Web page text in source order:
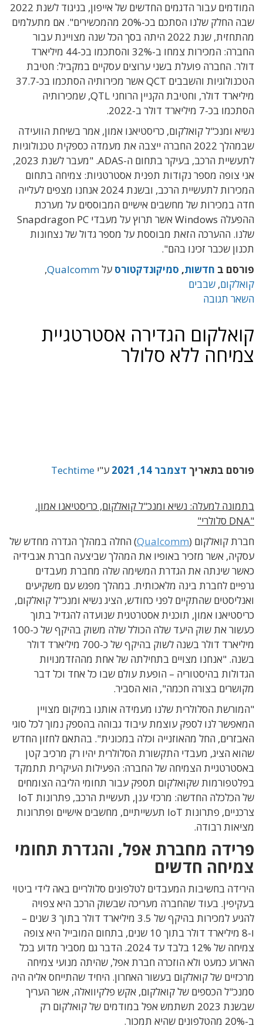
המודמים עבור הדגמים החדשים של אייפון, בניגוד לשנת 2022
שבה החלק שלנו הסתכם בכ-20% מהמכשירים". אם מתעלמים
מהתחזית, שנת 2022 היתה בסך הכל שנה מצויינת עבור
החברה: המכירות צמחו ב-32% והסתכמו בכ-44 מיליארד
דולר. החברה פועלת בשני ערוצים עסקיים במקביל: חטיבת
הטכנולוגיות והשבבים QCT אשר מכירותיה הסתכמו בכ-37.7
מיליארד דולר, וחטיבת הקניין הרוחני QTL, שמכירותיה
הסתכמו בכ-7 מיליארד דולר ב-2022.
נשיא ומנכ"ל קואלקום, כריסטיאנו אמון, אמר בשיחת הוועידה
שבמהלך 2022 החברה ייצבה את מעמדה כספקית טכנולוגיות
לתעשיית הרכב, בעיקר בתחום ה-ADAS. "מעבר לשנת 2023,
אני צופה מספר נקודות תפנית אסטרטגיות: צמיחה בתחום
המכירות לתעשיית הרכב, ובשנת 2024 אנחנו מצפים לעלייה
חדה במכירות של מחשבים אישיים המבוססים על מערכת
ההפעלה Windows אשר תרוץ על מעבדי Snapdragon PC
שלנו. ההערכה הזאת מבוססת על מספר גדול של נצחונות
תכנון שכבר זכינו בהם".
פורסם ב חדשות, סמיקונדקטורס עלQualcomm
,
קואלקום, שבבים
השאר תגובה
קואלקום הגדירה אסטרטגיית
צמיחה ללא סלולר
פורסם בתאריך דצמבר 14, 2021 ע"י Techtime
בתמונה למעלה: נשיא ומנכ"ל קואלקום, כריסטיאנו אמון.
"DNA סלולרי"
חברת קואלקום (Qualcomm) החלה במהלך הגדרה מחדש של
עסקיה, אשר מזכיר באופיו את המהלך שביצעה חברת אנבידיה
כאשר שינתה את הגדרת המשימה שלה מחברת מעבדים
גרפיים לחברת בינה מלאכותית. במהלך מפגש עם משקיעים
ואנליסטים שהתקיים לפני כחודש, הציג נשיא ומנכ"ל קואלקום,
כריסטיאנו אמון, תוכנית אסטרטגית שנועדה להגדיל בתוך
כעשור את שוק היעד שלה הכולל שלה משוק בהיקף של כ-100
מיליארד דולר בשנה לשוק בהיקף של כ-700 מיליארד דולר
בשנה. "אנחנו מצויים בתחילתה של אחת מההזדמנויות
הגדולות בהיסטוריה – הופעת עולם שבו כל אחד וכל דבר
מקושרים בצורה חכמה", הוא הסביר.
"המורשת הסלולרית שלנו מעמידה אותנו במיקום מצויין
המאפשר לנו לספק עוצמת עיבוד גבוהה בהספק נמוך לכל סוגי
האבזרים, החל מהאוזנייה וכלה במכונית". בהתאם לחזון החדש
שהוא הציג, מעבדי התקשורת הסלולרית יהיו רק מרכיב קטן
באסטרטגיית הצמיחה של החברה: הפעילות העיקרית תתמקד
בפלטפורמות שקואלקום תספק עבור תחומי הליבה הצומחים
של הכלכלה החדשה: מרכזי ענן, תעשיית הרכב, פתרונות IoT
צרכניים, פתרונות IoT תעשייתיים, מחשבים אישיים ופתרונות
מציאות רבודה.
פרידה מחברת אפל, והגדרת תחומי
צמיחה חדשים
הירידה בחשיבות המעבדים לטלפונים סלולריים באה לידי ביטוי
בעקיפין. בעוד שהחברה מעריכה שבשוק הרכב היא צפויה
להגיע למכירות בהיקף של 3.5 מיליארד דולר בתוך 3 שנים –
ו-8 מיליארד דולר בתוך 10 שנים, בתחום המובייל היא צופה
צמיחה של 12% בלבד עד 2024. הדבר גם מסביר מדוע בכל
הארוע כמעט ולא הוזכרה חברת אפל, שהיתה מנועי צמיחה
מרכזיים של קואלקום בעשור האחרון. היחיד שהתייחס אליה היה
סמנכ"ל הכספים של קואלקום, אקש פלקיוואלה, אשר העריך
שבשנת 2023 תשתמש אפל במודמים של קואלקום רק
ב-20% מהטלפונים שהיא תמכור.